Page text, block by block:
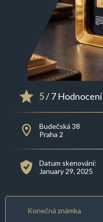
5/ 7 Hodnocení
Budečská 38
Praha 2
Datum skenování:
January 29, 2025
Konečná známka